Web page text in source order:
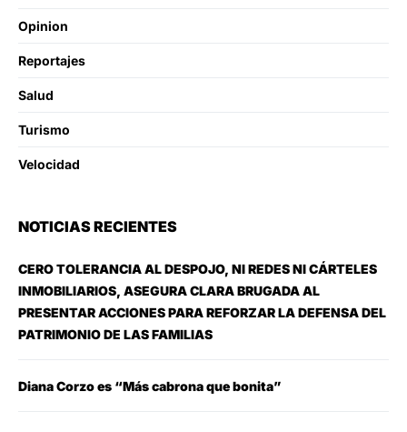
Opinion
Reportajes
Salud
Turismo
Velocidad
NOTICIAS RECIENTES
CERO TOLERANCIA AL DESPOJO, NI REDES NI CÁRTELES
INMOBILIARIOS, ASEGURA CLARA BRUGADA AL
PRESENTAR ACCIONES PARA REFORZAR LA DEFENSA DEL
PATRIMONIO DE LAS FAMILIAS
Diana Corzo es “Más cabrona que bonita”